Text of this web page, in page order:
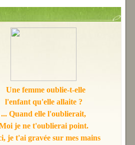
Une femme oublie-t-elle
l'enfant qu'elle allaite ?
... Quand elle l'oublierait,
je ne t'oublierai point.
je t'ai gravée sur mes mains